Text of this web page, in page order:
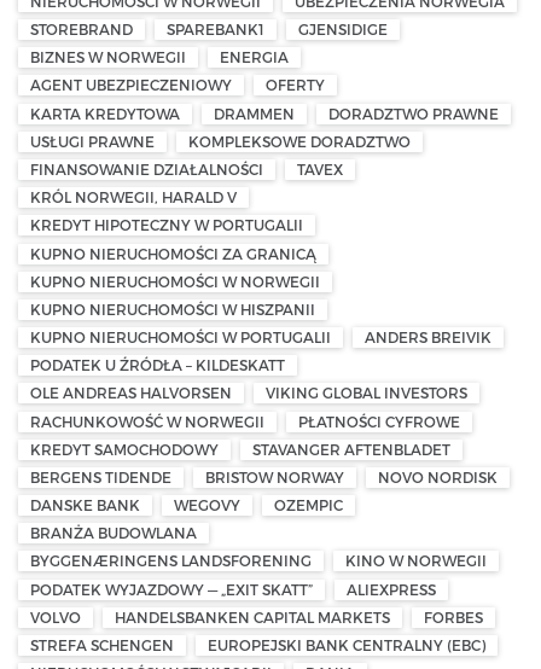
STOREBRAND
SPAREBANK1
GJENSIDIGE
BIZNES W NORWEGII
ENERGIA
AGENT UBEZPIECZENIOWY
OFERTY
KARTA KREDYTOWA
DRAMMEN
DORADZTWO PRAWNE
USŁUGI PRAWNE
KOMPLEKSOWE DORADZTWO
FINANSOWANIE DZIAŁALNOŚCI
TAVEX
KRÓL NORWEGII, HARALD V
KREDYT HIPOTECZNY W PORTUGALII
KUPNO NIERUCHOMOŚCI ZA GRANICĄ
KUPNO NIERUCHOMOŚCI W NORWEGII
KUPNO NIERUCHOMOŚCI W HISZPANII
KUPNO NIERUCHOMOŚCI W PORTUGALII
ANDERS BREIVIK
PODATEK U ŹRÓDŁA – KILDESKATT
OLE ANDREAS HALVORSEN
VIKING GLOBAL INVESTORS
RACHUNKOWOŚĆ W NORWEGII
PŁATNOŚCI CYFROWE
KREDYT SAMOCHODOWY
STAVANGER AFTENBLADET
BERGENS TIDENDE
BRISTOW NORWAY
NOVO NORDISK
DANSKE BANK
WEGOVY
OZEMPIC
BRANŻA BUDOWLANA
BYGGENÆRINGENS LANDSFORENING
KINO W NORWEGII
PODATEK WYJAZDOWY — „EXIT SKATT”
ALIEXPRESS
VOLVO
HANDELSBANKEN CAPITAL MARKETS
FORBES
STREFA SCHENGEN
EUROPEJSKI BANK CENTRALNY (EBC)